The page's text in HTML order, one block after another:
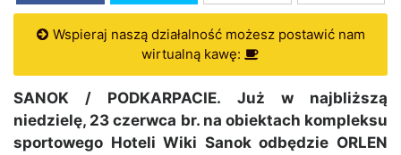
Wspieraj naszą działalność możesz postawić nam
wirtualną kawę:
SANOK / PODKARPACIE. Już w najbliższą
niedzielę, 23 czerwca br. na obiektach kompleksu
sportowego Hoteli Wiki Sanok odbędzie ORLEN